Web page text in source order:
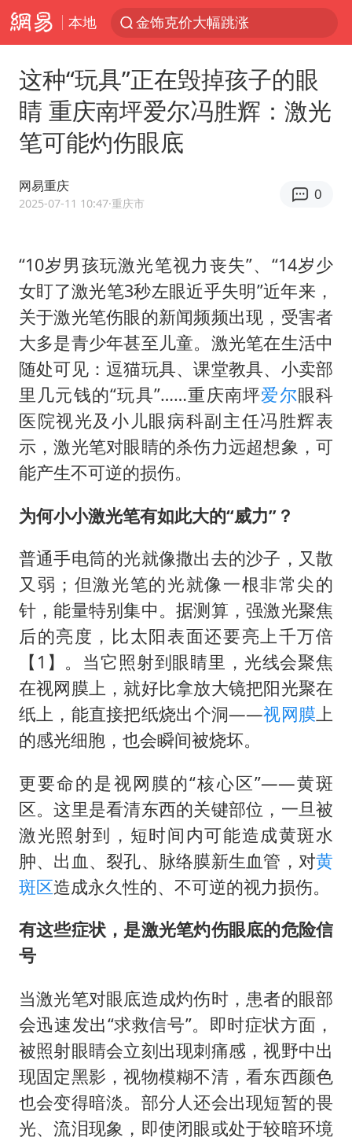
本地
金饰克价大幅跳涨
女子利用漏洞0元薅走3000多件家电
24小时不关空调 电费会更低吗
中国“五箭齐发”反制美国
浙江舟山21条水上客运航线停航
狄龙7300万提前续约值不值
“梅姨”准确年龄仍未知
新华社权威快报|我国编制完成新版全月地质图
今年4位周星驰电影配角去世
号召领导带头休假 是大家不想休吗
中国经济展现强大韧性和活力
这种“玩具”正在毁掉孩子的眼
睛 重庆南坪爱尔冯胜辉：激光
笔可能灼伤眼底
网易重庆
2025-07-11 10:47·重庆市
0
“10岁男孩玩激光笔视力丧失”、“14岁少
女盯了激光笔3秒左眼近乎失明”近年来，
关于激光笔伤眼的新闻频频出现，受害者
大多是青少年甚至儿童。激光笔在生活中
随处可见：逗猫玩具、课堂教具、小卖部
里几元钱的“玩具”……重庆南坪爱尔眼科
医院视光及小儿眼病科副主任冯胜辉表
示，激光笔对眼睛的杀伤力远超想象，可
能产生不可逆的损伤。
为何小小激光笔有如此大的“威力”？
普通手电筒的光就像撒出去的沙子，又散
又弱；但激光笔的光就像一根非常尖的
针，能量特别集中。据测算，强激光聚焦
后的亮度，比太阳表面还要亮上千万倍
【1】。当它照射到眼睛里，光线会聚焦
在视网膜上，就好比拿放大镜把阳光聚在
纸上，能直接把纸烧出个洞——视网膜上
的感光细胞，也会瞬间被烧坏。
更要命的是视网膜的“核心区”——黄斑
区。这里是看清东西的关键部位，一旦被
激光照射到，短时间内可能造成黄斑水
肿、出血、裂孔、脉络膜新生血管，对黄
斑区造成永久性的、不可逆的视力损伤。
有这些症状，是激光笔灼伤眼底的危险信
号
当激光笔对眼底造成灼伤时，患者的眼部
会迅速发出“求救信号”。即时症状方面，
被照射眼睛会立刻出现刺痛感，视野中出
现固定黑影，视物模糊不清，看东西颜色
也会变得暗淡。部分人还会出现短暂的畏
光、流泪现象，即使闭眼或处于较暗环境